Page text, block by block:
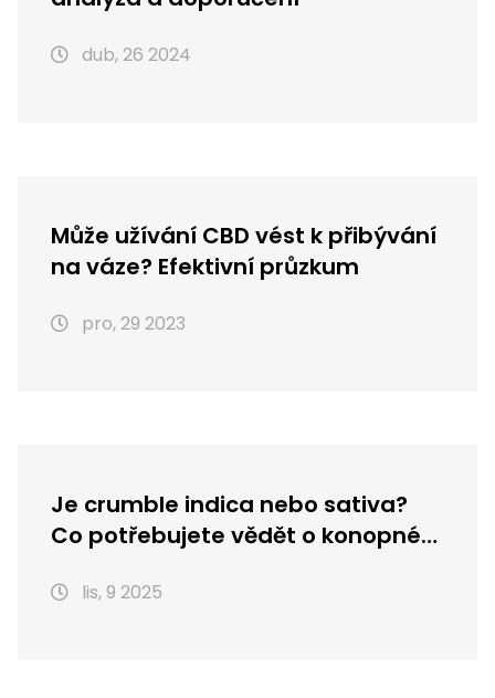
dub, 26 2024
Může užívání CBD vést k přibývání
na váze? Efektivní průzkum
pro, 29 2023
Je crumble indica nebo sativa?
Co potřebujete vědět o konopném
lis, 9 2025